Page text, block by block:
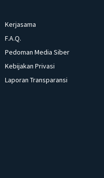
Kerjasama
F.A.Q.
Pedoman Media Siber
Kebijakan Privasi
Laporan Transparansi